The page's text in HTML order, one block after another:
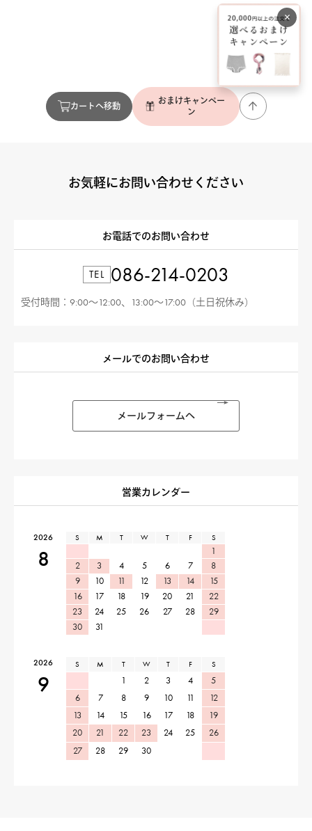
×
カートへ移動
おまけキャンペー
ン
お気軽にお問い合わせください
お電話でのお問い合わせ
TEL 086-214-0203
受付時間：9:00〜12:00、13:00〜17:00（土日祝休み）
メールでのお問い合わせ
メールフォームへ
営業カレンダー
2026
8
S M T W T F S
1
2
3 4 5 6 7
8
9
10 11 12 13 14
15
16
17 18 19 20 21
22
23
24 25 26 27 28
29
30
31
2026
9
S M T W T F S
1 2 3 4
5
6
7 8 9 10 11
12
13
14 15 16 17 18
19
20
21 22 23 24 25
26
27
28 29 30